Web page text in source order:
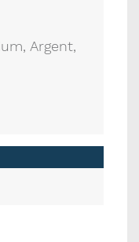
Argent,